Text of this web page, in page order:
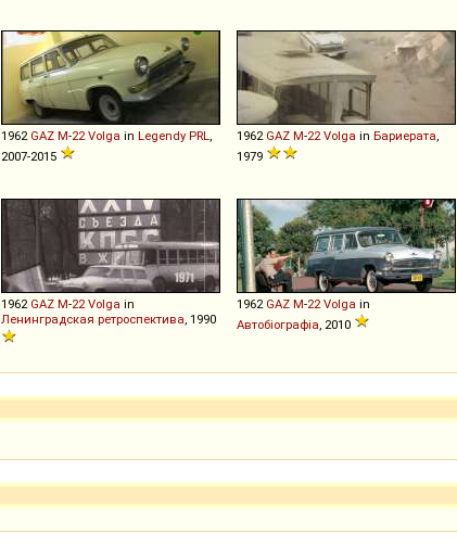
1962 GAZ M-22 Volga in Legendy PRL
2007-2015
1962 GAZ M-22 Volga in Бариерата
1979
1962 GAZ M-22 Volga in
Ленинградская ретроспектива , 1990
1962 GAZ M-22 Volga in
Автобіографіа , 2010